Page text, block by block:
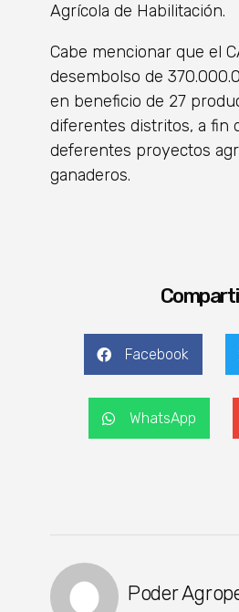
Agrícola de Habilitación.
Cabe mencionar que el
desembolso de
en beneficio de 27
diferentes distritos, a fin
deferentes proyectos
ganaderos.
Facebook
WhatsApp
Poder